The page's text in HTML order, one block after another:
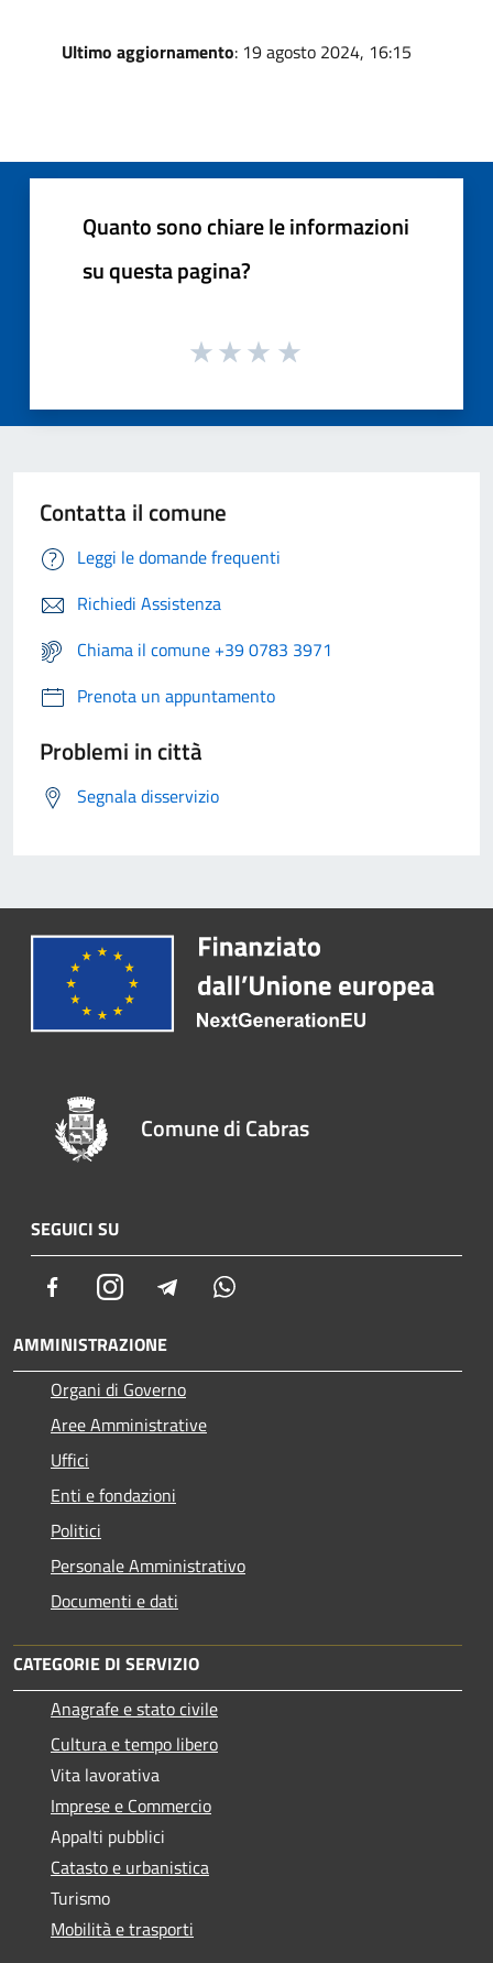
Ultimo aggiornamento: 19 agosto 2024, 16:15
Quanto sono chiare le informazioni
su questa pagina?
Contatta il comune
Leggi le domande frequenti
Richiedi Assistenza
Chiama il comune +39 0783 3971
Prenota un appuntamento
Problemi in città
Segnala disservizio
Comune di Cabras
SEGUICI SU
FacebookInstagram Telegram
AMMINISTRAZIONE
Organi di Governo
Aree Amministrative
Uffici
Enti e fondazioni
Politici
Personale Amministrativo
Documenti e dati
CATEGORIE DI SERVIZIO
Anagrafe e stato civile
Cultura e tempo libero
Vita lavorativa
Imprese e Commercio
Appalti pubblici
Catasto e urbanistica
Turismo
Mobilità e trasporti